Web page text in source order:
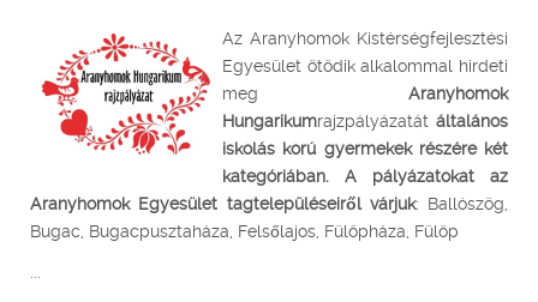
Az Aranyhomok Kistérségfejlesztési
Egyesület ötödik alkalommal hirdeti
meg Aranyhomok
Hungarikumrajzpályázatát általános
iskolás korú gyermekek részére két
kategóriában. A pályázatokat az
Aranyhomok Egyesület tagtelepüléseiről várjuk: Ballószög,
Bugac, Bugacpusztaháza, Felsőlajos, Fülöpháza, Fülöp
...